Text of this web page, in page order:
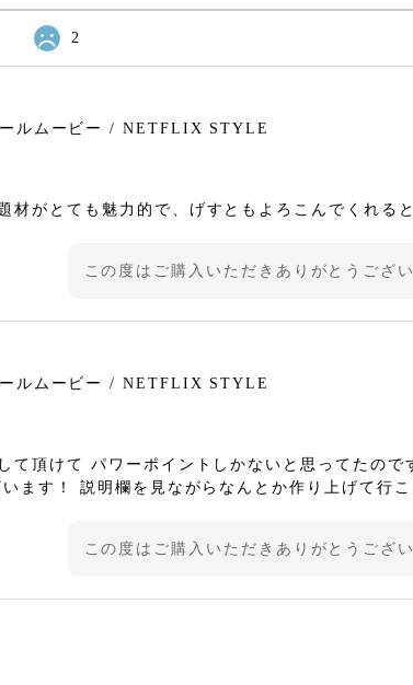
2
ルムービー / NETFLIX STYLE
がとても魅力的で、げすともよろこんでくれる
この度はご購入いただきありがとうござ
ルムービー / NETFLIX STYLE
て頂けて パワーポイントしかないと思ってたの
ます！ 説明欄を見ながらなんとか作り上げて行こ
この度はご購入いただきありがとうござ